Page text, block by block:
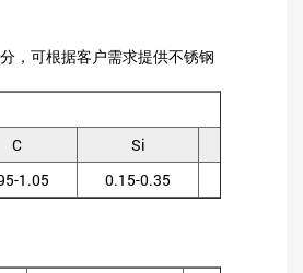
，可根据客户需求提供不锈钢
C
Si
1.05 0.15-0.35